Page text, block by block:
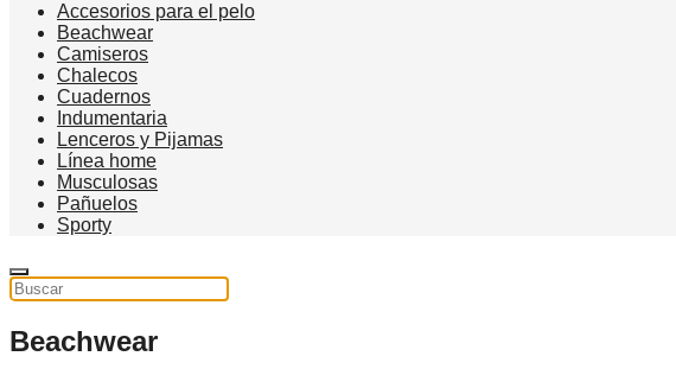
Accesorios para el pelo
Beachwear
Camiseros
Chalecos
Cuadernos
Indumentaria
Lenceros y Pijamas
Línea home
Musculosas
Pañuelos
Sporty
Beachwear